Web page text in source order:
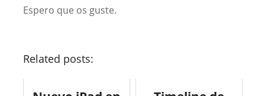
Espero que os guste.
Related posts: